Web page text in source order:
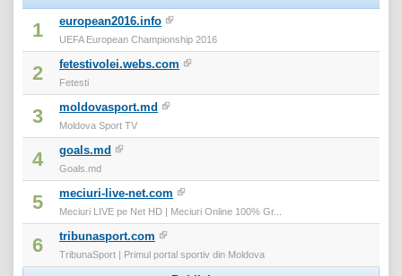
1 european2016.info
UEFA European Championship 2016
2 fetestivolei.webs.com
Fetesti
3 moldovasport.md
Moldova Sport TV
4 goals.md
Goals.md
5 meciuri-live-net.com
Meciuri LIVE pe Net HD | Meciuri Online 100% Gr...
6 tribunasport.com
TribunaSport | Primul portal sportiv din Moldova